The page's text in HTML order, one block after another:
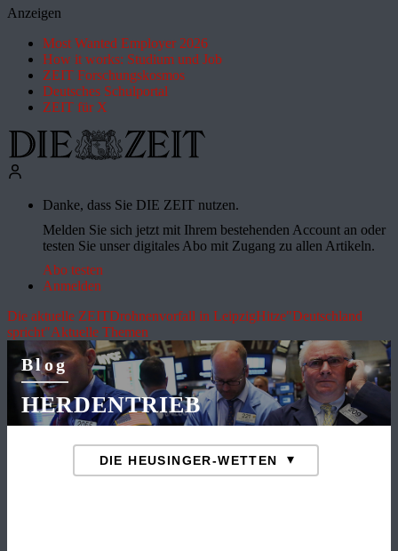
Anzeigen
Most Wanted Employer 2026
How it works: Studium und Job
ZEIT Forschungskosmos
Deutsches Schulportal
ZEIT für X
Danke, dass Sie DIE ZEIT nutzen.
Melden Sie sich jetzt mit Ihrem bestehenden Account an oder
testen Sie unser digitales Abo mit Zugang zu allen Artikeln.
Abo testen
Anmelden
Die aktuelle ZEITDrohnenvorfall in LeipzigHitze"Deutschland
spricht"Aktuelle Themen
Blog
HERDENTRIEB